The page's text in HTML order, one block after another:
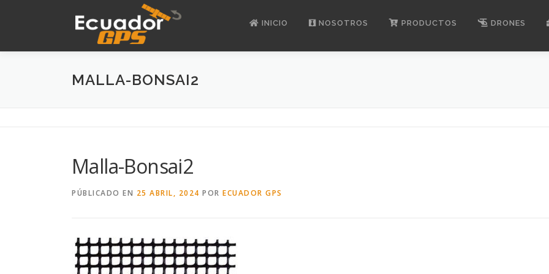
INICIO NOSOTROS PRODUCTOS DRONES
MALLA-BONSAI2
Malla-Bonsai2
PÚBLICADO EN 25 ABRIL, 2024 POR ECUADOR GPS